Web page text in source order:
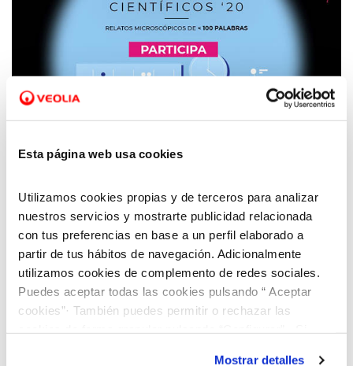
Esta página web usa cookies
Utilizamos cookies propias y de terceros para analizar
nuestros servicios y mostrarte publicidad relacionada
con tus preferencias en base a un perfil elaborado a
partir de tus hábitos de navegación. Adicionalmente
utilizamos cookies de complemento de redes sociales.
Puedes aceptar todas las cookies pulsando “ Aceptar
cookies”· También puedes permitir o rechazar las
Mostrar detalles
28 SEP 2020
edición de su Concurso Microrrelatos